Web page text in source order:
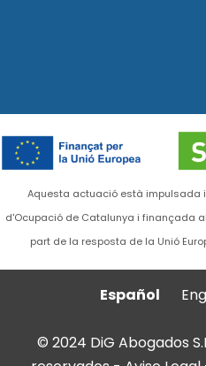
Aquesta actuació està impulsada
d'Ocupació de Catalunya i finançada
part de la resposta de la Unió
Español
© 2024 DiG Abogados